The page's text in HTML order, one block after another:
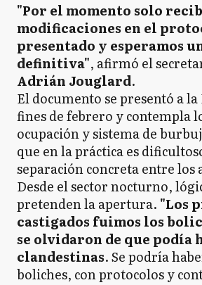
"Por el momento solo
modificaciones en el
presentado y esperamos
definitiva", afirmó el
Adrián Jouglard.
El documento se presentó a
fines de febrero y contempla
ocupación y sistema de
que en la práctica es
separación concreta entre los
Desde el sector nocturno,
pretenden la apertura. "Los
castigados fuimos los
se olvidaron de que podía
clandestinas. Se podría
boliches, con protocolos y